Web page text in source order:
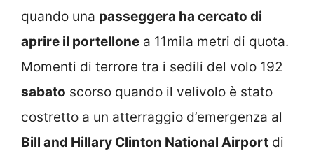
quando una passeggera ha cercato di
aprire il portellone a 11mila metri di quota.
Momenti di terrore tra i sedili del volo 192
sabato scorso quando il velivolo è stato
costretto a un atterraggio d’emergenza al
Bill and Hillary Clinton National Airport di